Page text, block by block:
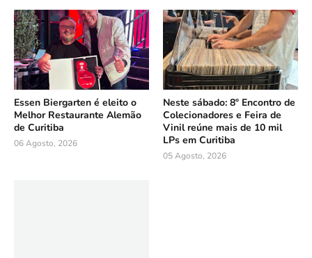
Essen Biergarten é eleito o
Melhor Restaurante Alemão
de Curitiba
06 Agosto, 2026
Neste sábado: 8º Encontro de
Colecionadores e Feira de
Vinil reúne mais de 10 mil
LPs em Curitiba
05 Agosto, 2026